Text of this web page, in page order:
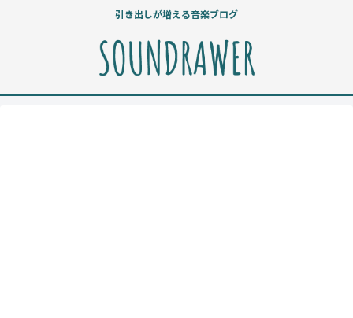
引き出しが増える音楽ブログ